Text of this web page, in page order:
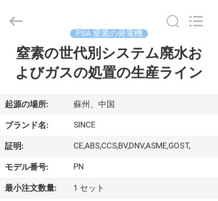
品
わ
た
し
2026
JoShining
Technology
Co.,Ltd.
Reserved.
PSA 窒素の発電機
窒素の世代別システム廃水お
よびガスの処置の生産ライン
起源の場所: 蘇州、中国
ブランド名: SINCE
証明: CE,ABS,CCS,BV,DNV,ASME,GOST,
モデル番号: PN
最小注文数量: 1 セット